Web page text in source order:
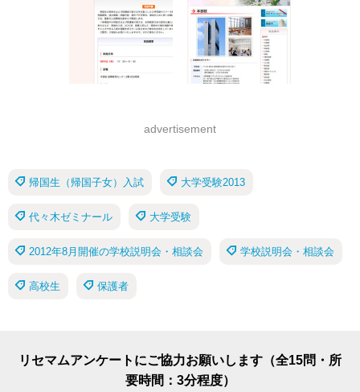
advertisement
帰国生（帰国子女）入試 大学受験2013
代々木ゼミナール 大学受験
2012年8月開催の学校説明会・相談会 学校説明会・相談会
高校生 保護者
リセマムアンケートにご協力お願いします（全15問・所
要時間：3分程度）